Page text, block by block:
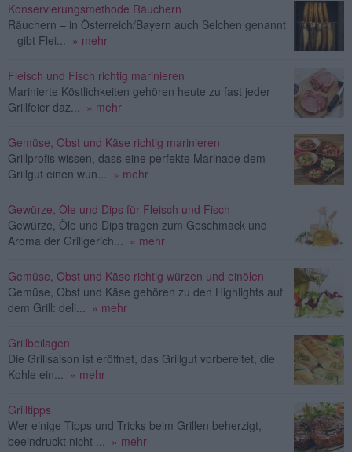
Konservierungsmethode Räuchern
Räuchern – in Österreich/Bayern auch Selchen genannt
– gibt Flei...
» mehr
Fleisch und Fisch richtig marinieren
Marinierte Köstlichkeiten gehören heute zu fast jeder
Grillfeier daz...
» mehr
Gemüse, Obst und Käse richtig marinieren
Grillprofis wissen, dass eine perfekte Marinade dem
Grillgut einen wun...
» mehr
Gewürze, Öle und Dips für Fleisch und Fisch
Gewürze, Öle und Dips tragen zum Geschmack und
Aroma der Grillgerich...
» mehr
Gemüse, Obst und Käse richtig würzen und einölen
Gemüse, Obst und Käse gehören zu den Highlights auf
dem Grill: deli...
» mehr
Grillbeilagen
Die Grillsaison ist eröffnet, das Grillgut vorbereitet, die
Kohle ein...
» mehr
Grilltipps
Wer einige Tipps und Tricks beim Grillen beherzigt,
beeindruckt nicht ...
» mehr